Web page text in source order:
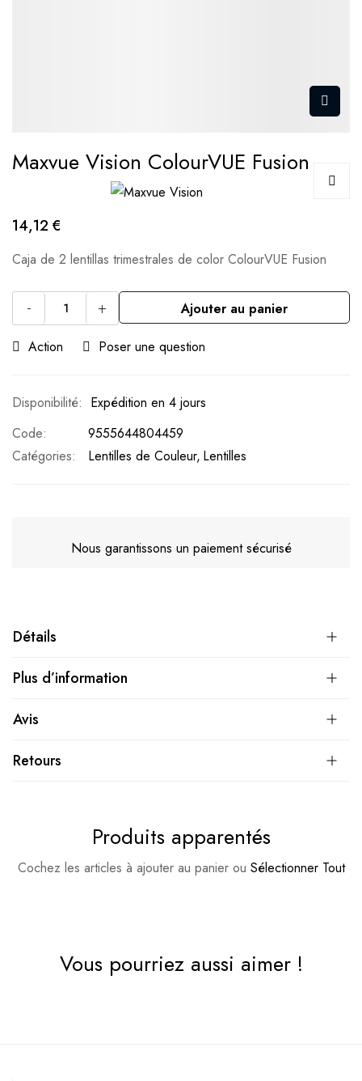
Maxvue Vision ColourVUE Fusion
14,12 €
Caja de 2 lentillas trimestrales de color ColourVUE Fusion
- + Ajouter au panier
Action Poser une question
Expédition en 4 jours
Code
9555644804459
Catégories:
Lentilles de Couleur Lentilles
Nous garantissons un paiement sécurisé
Détails
Plus d’information
Avis
Retours
Produits apparentés
Cochez les articles à ajouter au panier ou Sélectionner Tout
Vous pourriez aussi aimer !